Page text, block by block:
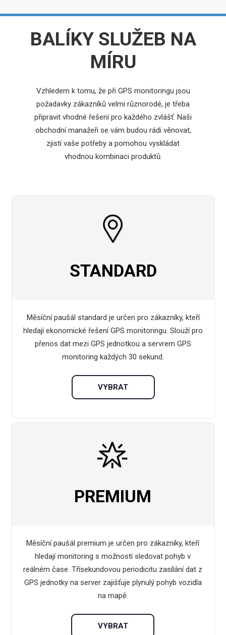
BALÍKY SLUŽEB NA
MÍRU
Vzhledem k tomu, že při GPS monitoringu jsou
požadavky zákazníků velmi různorodé, je třeba
připravit vhodné řešení pro každého zvlášť. Naši
obchodní manažeři se vám budou rádi věnovat,
zjistí vaše potřeby a pomohou vyskládat
vhodnou kombinaci produktů.
STANDARD
Měsíční paušál standard je určen pro zákazníky, kteří
hledají ekonomické řešení GPS monitoringu. Slouží pro
přenos dat mezi GPS jednotkou a servrem GPS
monitoring každých 30 sekund.
VYBRAT
PREMIUM
Měsíční paušál premium je určen pro zákazníky, kteří
hledají monitoring s možností sledovat pohyb v
reálném čase. Třísekundovou periodicitu zasílání dat z
GPS jednotky na server zajišťuje plynulý pohyb vozidla
na mapě.
VYBRAT